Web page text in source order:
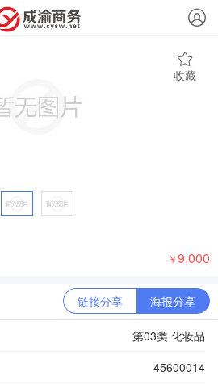
收藏
￥9,000
链接分享 海报分享
第03类 化妆品
45600014